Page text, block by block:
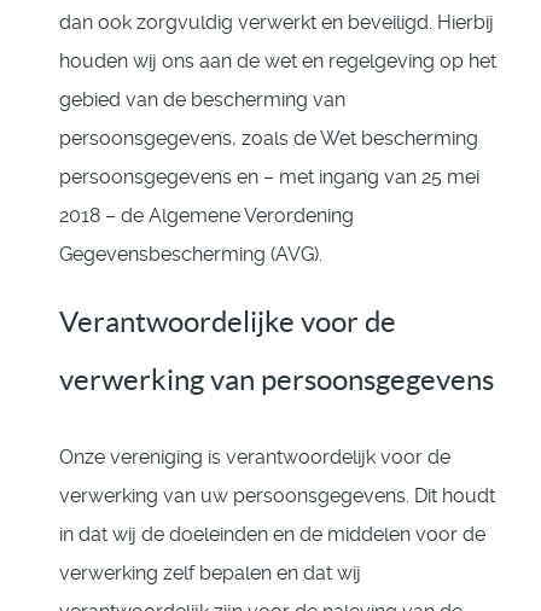
dan ook zorgvuldig verwerkt en beveiligd. Hierbij
houden wij ons aan de wet en regelgeving op het
gebied van de bescherming van
persoonsgegevens, zoals de Wet bescherming
persoonsgegevens en – met ingang van 25 mei
2018 – de Algemene Verordening
Gegevensbescherming (AVG).
Verantwoordelijke voor de
verwerking van persoonsgegevens
Onze vereniging is verantwoordelijk voor de
verwerking van uw persoonsgegevens. Dit houdt
in dat wij de doeleinden en de middelen voor de
verwerking zelf bepalen en dat wij